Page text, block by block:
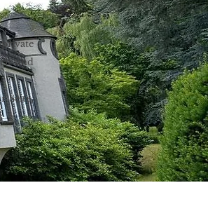
und
Seite,